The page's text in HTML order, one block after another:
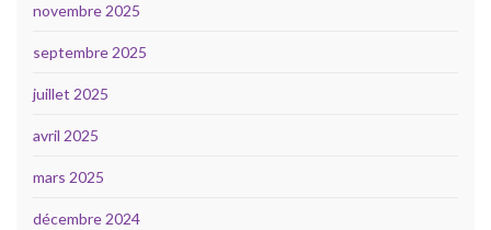
novembre 2025
septembre 2025
juillet 2025
avril 2025
mars 2025
décembre 2024